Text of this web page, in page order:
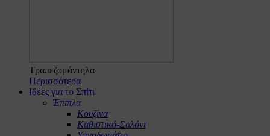
Τραπεζομάντηλα
Περισσότερα
Ιδέες για το Σπίτι
Έπιπλα
Κουζίνα
Καθιστικό-Σαλόνι